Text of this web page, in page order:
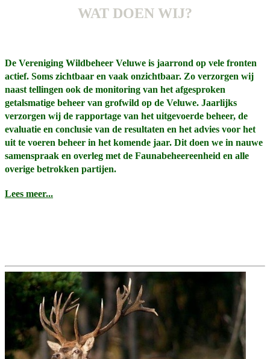
WAT DOEN WIJ?
De Vereniging Wildbeheer Veluwe is jaarrond op vele fronten
actief. Soms zichtbaar en vaak onzichtbaar. Zo verzorgen wij
naast tellingen ook de monitoring van het afgesproken
getalsmatige beheer van grofwild op de Veluwe. Jaarlijks
verzorgen wij de rapportage van het uitgevoerde beheer, de
evaluatie en conclusie van de resultaten en het advies voor het
uit te voeren beheer in het komende jaar. Dit doen we in nauwe
samenspraak en overleg met de Faunabeheereenheid en alle
overige betrokken partijen.
Lees meer...